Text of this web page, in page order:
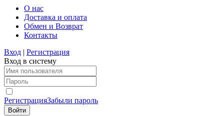
О нас
Доставка и оплата
Обмен и Возврат
Контакты
Вход | Регистрация
Вход в систему
РегистрацияЗабыли пароль